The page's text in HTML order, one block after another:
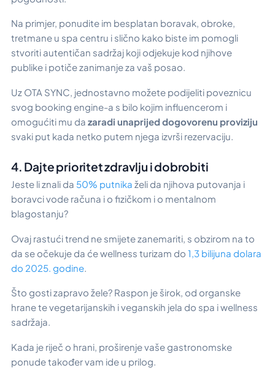
Na primjer, ponudite im besplatan boravak, obroke,
tretmane u spa centru i slično kako biste im pomogli
stvoriti autentičan sadržaj koji odjekuje kod njihove
publike i potiče zanimanje za vaš posao.
Uz OTA SYNC, jednostavno možete podijeliti poveznicu
svog booking engine-a s bilo kojim influencerom i
omogućiti mu da zaradi unaprijed dogovorenu proviziju
svaki put kada netko putem njega izvrši rezervaciju.
4. Dajte prioritet zdravlju i dobrobiti
Jeste li znali da 50% putnika želi da njihova putovanja i
boravci vode računa i o fizičkom i o mentalnom
blagostanju?
Ovaj rastući trend ne smijete zanemariti, s obzirom na to
da se očekuje da će wellness turizam do 1,3 bilijuna dolara
do 2025. godine.
Što gosti zapravo žele? Raspon je širok, od organske
hrane te vegetarijanskih i veganskih jela do spa i wellness
sadržaja.
Kada je riječ o hrani, proširenje vaše gastronomske
ponude također vam ide u prilog.